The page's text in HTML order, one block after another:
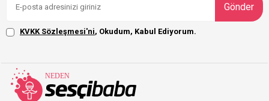
Gönder
KVKK Sözleşmesi'ni, Okudum, Kabul Ediyorum.